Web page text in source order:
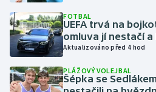
Házená
Jezdectví
FOTBAL
UEFA trvá na
omluva jí nestačí
Aktualizováno před 4 hod
PLÁŽOVÝ VOLEJBAL
Šépka se